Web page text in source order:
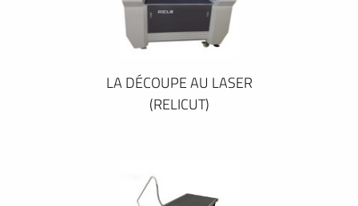
LA DÉCOUPE AU LASER
(RELICUT)